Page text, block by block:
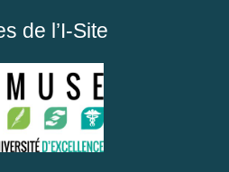
de l’I-Site